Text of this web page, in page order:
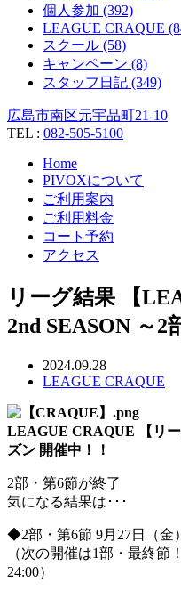
個人参加 (392)
LEAGUE CRAQUE
スクール (58)
キャンペーン (8)
スタッフ日記 (349)
広島市南区元宇品町21-10
TEL : 082-505-5100
Home
PIVOXについて
ご利用案内
ご利用料金
コート予約
アクセス
リーグ結果 【
2nd SEASON ～2
2024.09.28
LEAGUE CRAQUE
LEAGUE CRAQUE 【リー
ズン 開催中！！
2部・第6節が終了
気になる結果は･･･
◆2部・第6節 9月27日（金
（次の開催は1部・最終節
24:00）